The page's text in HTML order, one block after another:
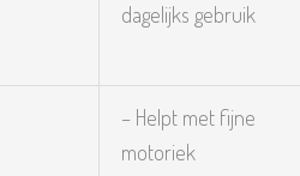
dagelijks gebruik
– Helpt met fijne
motoriek